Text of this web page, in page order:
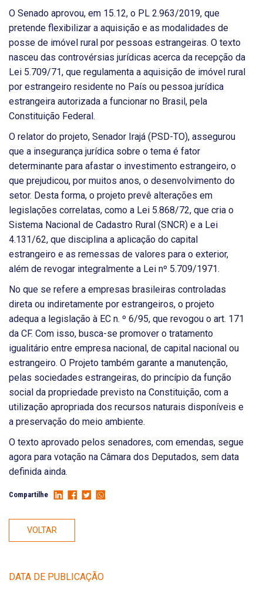
O Senado aprovou, em 15.12, o PL 2.963/2019, que
pretende flexibilizar a aquisição e as modalidades de
posse de imóvel rural por pessoas estrangeiras. O texto
nasceu das controvérsias jurídicas acerca da recepção da
Lei 5.709/71, que regulamenta a aquisição de imóvel rural
por estrangeiro residente no País ou pessoa jurídica
estrangeira autorizada a funcionar no Brasil, pela
Constituição Federal.
O relator do projeto, Senador Irajá (PSD-TO), assegurou
que a insegurança jurídica sobre o tema é fator
determinante para afastar o investimento estrangeiro, o
que prejudicou, por muitos anos, o desenvolvimento do
setor. Desta forma, o projeto prevê alterações em
legislações correlatas, como a Lei 5.868/72, que cria o
Sistema Nacional de Cadastro Rural (SNCR) e a Lei
4.131/62, que disciplina a aplicação do capital
estrangeiro e as remessas de valores para o exterior,
além de revogar integralmente a Lei nº 5.709/1971.
No que se refere a empresas brasileiras controladas
direta ou indiretamente por estrangeiros, o projeto
adequa a legislação à EC n. º 6/95, que revogou o art. 171
da CF. Com isso, busca-se promover o tratamento
igualitário entre empresa nacional, de capital nacional ou
estrangeiro. O Projeto também garante a manutenção,
pelas sociedades estrangeiras, do princípio da função
social da propriedade previsto na Constituição, com a
utilização apropriada dos recursos naturais disponíveis e
a preservação do meio ambiente.
O texto aprovado pelos senadores, com emendas, segue
agora para votação na Câmara dos Deputados, sem data
definida ainda.
Compartilhe
VOLTAR
DATA DE PUBLICAÇÃO